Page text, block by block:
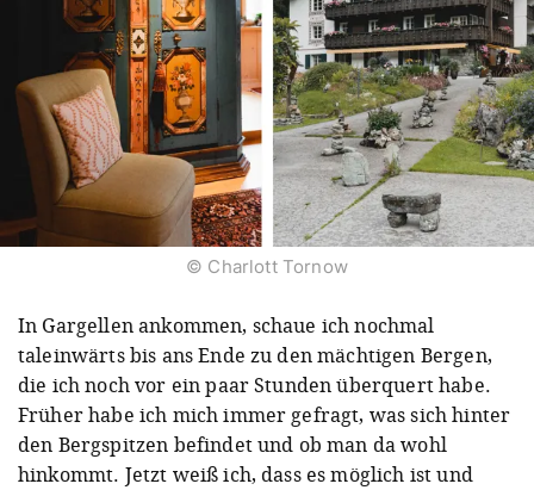
© Charlott Tornow
In Gargellen ankommen, schaue ich nochmal
taleinwärts bis ans Ende zu den mächtigen Bergen,
die ich noch vor ein paar Stunden überquert habe.
Früher habe ich mich immer gefragt, was sich hinter
den Bergspitzen befindet und ob man da wohl
hinkommt. Jetzt weiß ich, dass es möglich ist und